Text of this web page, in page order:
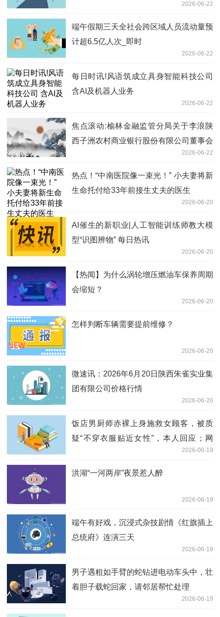
2026-06-22
端午假期三天全社会跨区域人员流动量预
计超6.5亿人次_即时
2026-06-22
每日时讯!风语筑成立具身智能科技公司
含AI及机器人业务
2026-06-22
焦点滚动:榆林金融监管分局关于李浪陕
西子洲农村商业银行股份有限公司董事会
2026-06-22
热点！“中南医院像一束光！” 小夫妻将新
生命托付给33年前接生丈夫的医生
2026-06-20
AI催生的新职业|人工智能训练师教大模
型“识图辨物” 每日热讯
2026-06-20
【热闻】为什么涡轮增压燃油车保养周期
会缩短？
2026-06-20
怎样判断车辆需要提前维修？
2026-06-20
微速讯：2026年6月20日陕西朱雀实业集
团有限公司价格行情
2026-06-20
饭店男厨师赤裸上身施救女顾客，被质
疑“不穿衣服贴近女性”，本人回应；网
2026-06-19
洪湖“一河两岸”夜景惹人醉
2026-06-19
端午有好戏，沉浸式杂技剧情《红旗插上
总统府》连演三天
2026-06-19
男子遇粗如手臂的蛇钻进电动车头中，壮
着胆子载蛇回家，请邻居帮忙处理
2026-06-19